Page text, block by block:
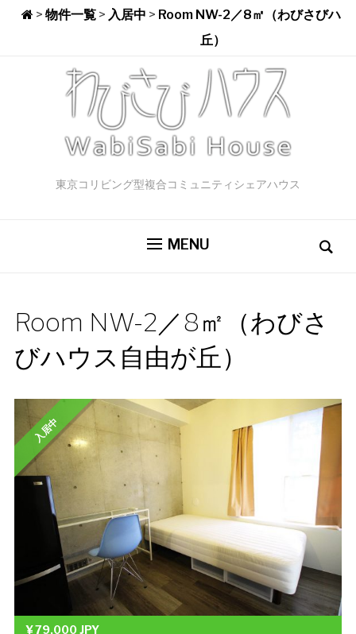
> 物件一覧> 入居中 > Room NW-2／8㎡（わびさびハ
丘）
東京コリビング型複合コミュニティシェアハウス
MENU
Room NW-2／8㎡（わびさ
びハウス自由が丘）
入居中
¥79,000JPY